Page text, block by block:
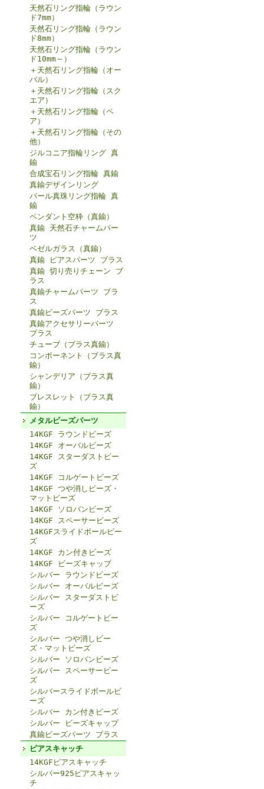
天然石リング指輪（ラウン
ド7mm）
天然石リング指輪（ラウン
ド8mm）
天然石リング指輪（ラウン
ド10mm～）
＋天然石リング指輪（オー
バル）
＋天然石リング指輪（スク
エア）
＋天然石リング指輪（ペ
ア）
＋天然石リング指輪（その
他）
ジルコニア指輪リング 真
鍮
合成宝石リング指輪 真鍮
真鍮デザインリング
パール真珠リング指輪 真
鍮
ペンダント空枠（真鍮）
真鍮 天然石チャームパー
ツ
ベゼルガラス（真鍮）
真鍮 ピアスパーツ ブラス
真鍮 切り売りチェーン ブ
ラス
真鍮チャームパーツ ブラ
ス
真鍮ビーズパーツ ブラス
真鍮アクセサリーパーツ
ブラス
チューブ（ブラス真鍮）
コンポーネント（ブラス真
鍮）
シャンデリア（ブラス真
鍮）
ブレスレット（ブラス真
鍮）
メタルビーズパーツ
14KGF ラウンドビーズ
14KGF オーバルビーズ
14KGF スターダストビー
ズ
14KGF コルゲートビーズ
14KGF つや消しビーズ・
マットビーズ
14KGF ソロバンビーズ
14KGF スペーサービーズ
14KGFスライドボールビー
ズ
14KGF カン付きビーズ
14KGF ビーズキャップ
シルバー ラウンドビーズ
シルバー オーバルビーズ
シルバー スターダストビ
ーズ
シルバー コルゲートビー
ズ
シルバー つや消しビー
ズ・マットビーズ
シルバー ソロバンビーズ
シルバー スペーサービー
ズ
シルバースライドボールビ
ーズ
シルバー カン付きビーズ
シルバー ビーズキャップ
真鍮ビーズパーツ ブラス
ピアスキャッチ
14KGFピアスキャッチ
シルバー925ピアスキャッ
チ